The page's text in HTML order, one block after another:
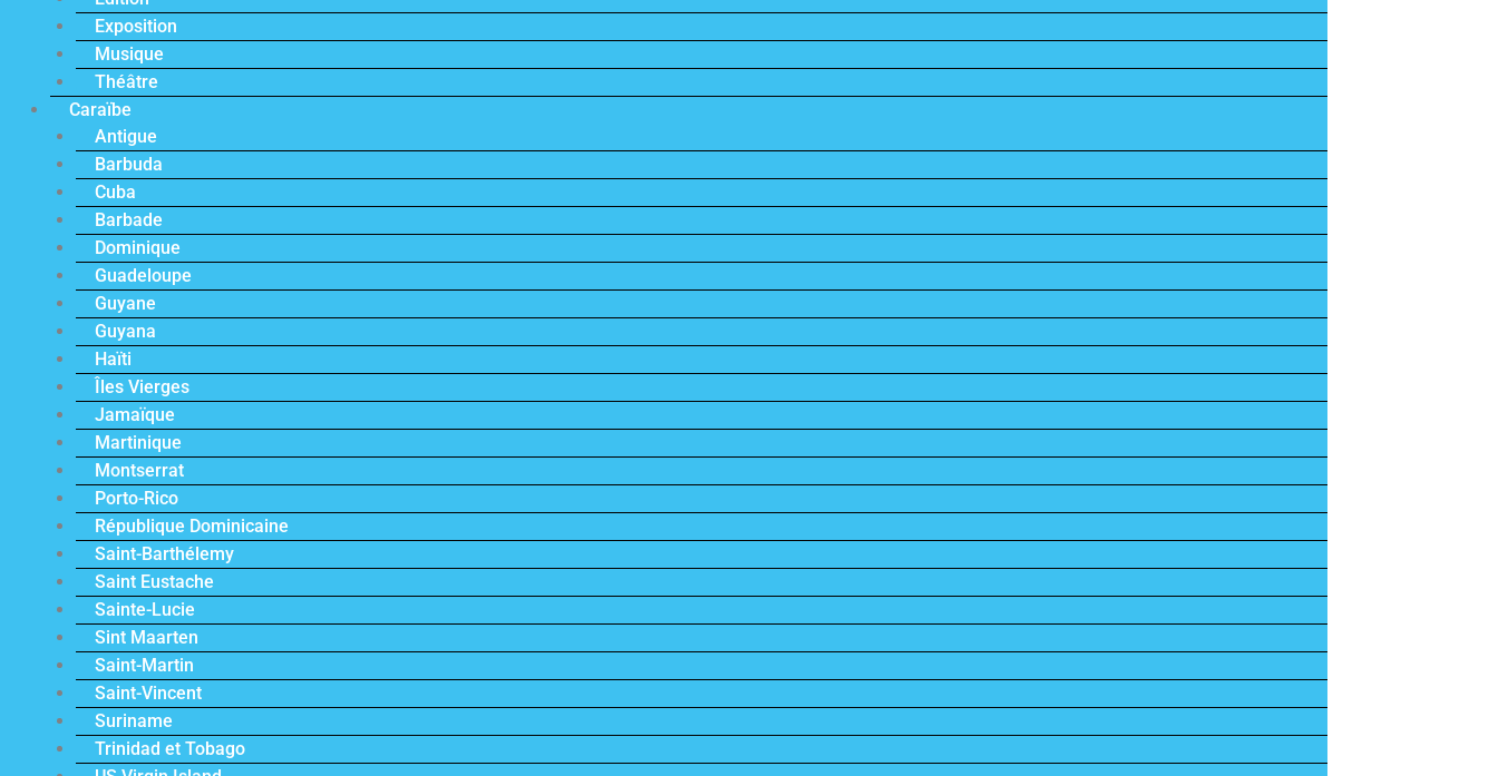
Exposition
Musique
Théâtre
Caraïbe
Antigue
Barbuda
Cuba
Barbade
Dominique
Guadeloupe
Guyane
Guyana
Haïti
Îles Vierges
Jamaïque
Martinique
Montserrat
Porto-Rico
République Dominicaine
Saint-Barthélemy
Saint Eustache
Sainte-Lucie
Sint Maarten
Saint-Martin
Saint-Vincent
Suriname
Trinidad et Tobago